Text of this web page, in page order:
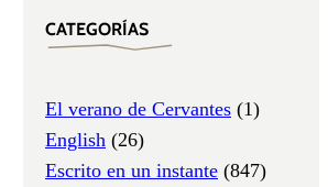
CATEGORÍAS
El verano de Cervantes (1)
English (26)
Escrito en un instante (847)